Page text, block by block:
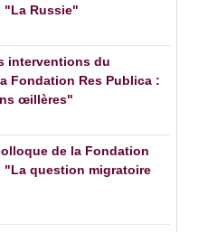
"La Russie"
interventions du
Fondation Res Publica :
œillères"
de la Fondation
"La question migratoire